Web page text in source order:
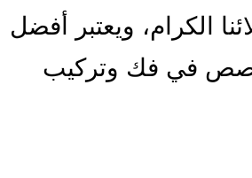
الكرام، ويعتبر أفضل
في فك وتركيب